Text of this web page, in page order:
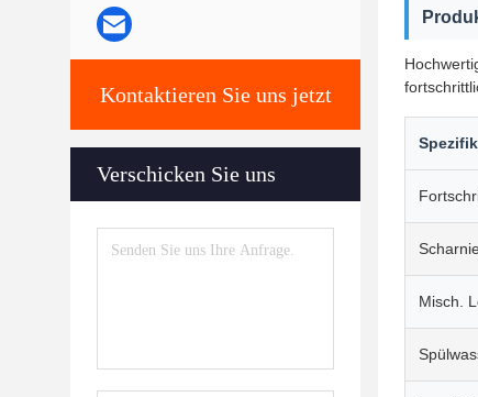
Kontaktieren Sie uns jetzt
Verschicken Sie uns
Misch.